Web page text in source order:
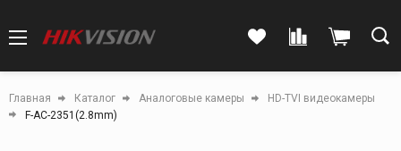
Главная Каталог Аналоговые камеры
HD-TVI видеокамеры
F-AC-2351(2.8mm)